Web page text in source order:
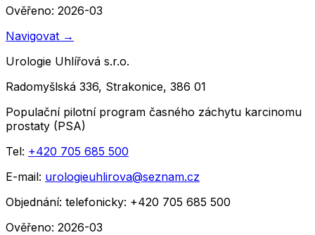
Ověřeno: 2026-03
Navigovat →
Urologie Uhlířová s.r.o.
Radomyšlská 336, Strakonice, 386 01
Populační pilotní program časného záchytu karcinomu
prostaty (PSA)
Tel: +420 705 685 500
E-mail: urologieuhlirova@seznam.cz
Objednání: telefonicky: +420 705 685 500
Ověřeno: 2026-03